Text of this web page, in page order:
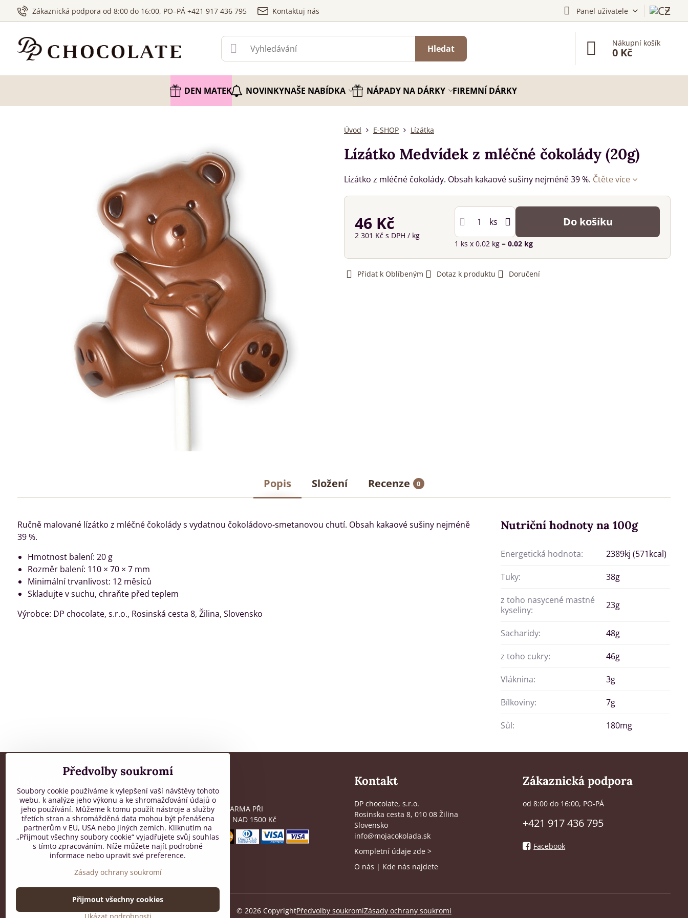
Zákaznická podpora od 8:00 do 16:00, PO–PÁ +421 917 436 795 Kontaktuj nás Panel uživatele
Hledat
Nákupní košík
0 Kč
DEN MATEK NOVINKYNAŠE NABÍDKA NÁPADY NA DÁRKY FIREMNÍ DÁRKY
Úvod E-SHOP Lízátka
Lízátko Medvídek z mléčné čokolády (20g)
Lízátko z mléčné čokolády. Obsah kakaové sušiny nejméně 39 %. Čtěte více
46 Kč
2 301 Kč s DPH / kg
ks Do košíku
1 ks x 0.02 kg = 0.02kg
Přidat k Oblíbeným Dotaz k produktu Doručení
Popis Složení Recenze 0
Ručně malované lízátko z mléčné čokolády s vydatnou čokoládovo-smetanovou chutí. Obsah kakaové sušiny nejméně
39 %.
Hmotnost balení: 20 g
Rozměr balení: 110 × 70 × 7 mm
Minimální trvanlivost: 12 měsíců
Skladujte v suchu, chraňte před teplem
Výrobce: DP chocolate, s.r.o., Rosinská cesta 8, Žilina, Slovensko
Nutriční hodnoty na 100g
Energetická hodnota: 2389kj (571kcal)
Tuky: 38g
z toho nasycené mastné
kyseliny:
23g
Sacharidy: 48g
z toho cukry: 46g
Vláknina: 3g
Bílkoviny: 7g
Sůl: 180mg
Všeobecné obchodní podmínky
Zpracování osobních údajů
Reklamační řád
Mapa stránek
DOPRAVA ZDARMA PŘI
OBJEDNÁVCE NAD 1500 Kč
Kontakt
DP chocolate, s.r.o.
Rosinska cesta 8, 010 08 Žilina
Slovensko
info@mojacokolada.sk
Kompletní údaje zde>
O nás | Kde nás najdete
Zákaznická podpora
od 8:00 do 16:00, PO-PÁ
+421 917 436 795
Facebook
© 2026CopyrightPředvolby soukromíZásady ochrany soukromí
Předvolby soukromí
Soubory cookie používáme k vylepšení vaší návštěvy tohoto
webu, k analýze jeho výkonu a ke shromažďování údajů o
jeho používání. Můžeme k tomu použít nástroje a služby
třetích stran a shromážděná data mohou být přenášena
partnerům v EU, USA nebo jiných zemích. Kliknutím na
„Přijmout všechny soubory cookie“ vyjadřujete svůj souhlas
s tímto zpracováním. Níže můžete najít podrobné
informace nebo upravit své preference.
Zásady ochrany soukromí
Přijmout všechny cookies